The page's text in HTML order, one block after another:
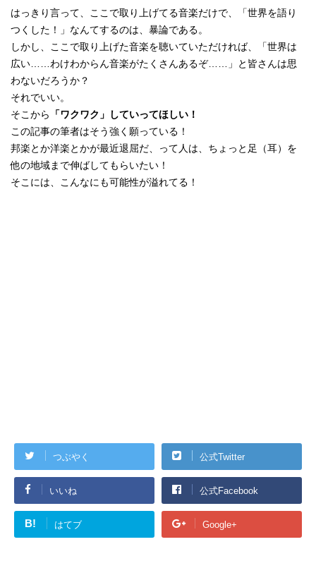
はっきり言って、ここで取り上げてる音楽だけで、「世界を語り
つくした！」なんてするのは、暴論である。
しかし、ここで取り上げた音楽を聴いていただければ、「世界は
広い……わけわからん音楽がたくさんあるぞ……」と皆さんは思
わないだろうか？
それでいい。
そこから
「ワクワク」していってほしい！
この記事の筆者はそう強く願っている！
邦楽とか洋楽とかが最近退屈だ、って人は、ちょっと足（耳）を
他の地域まで伸ばしてもらいたい！
そこには、こんなにも可能性が溢れてる！
つぶやく 公式Twitter
いいね 公式Facebook
B! はてブ Google+